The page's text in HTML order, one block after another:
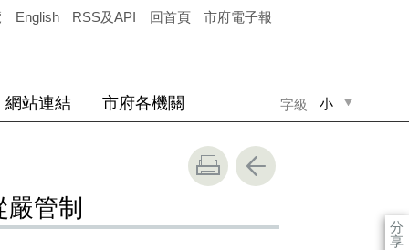
English RSS及API 回首頁 市府電子報
字級 小
網站連結 市府各機關
分
享
管制